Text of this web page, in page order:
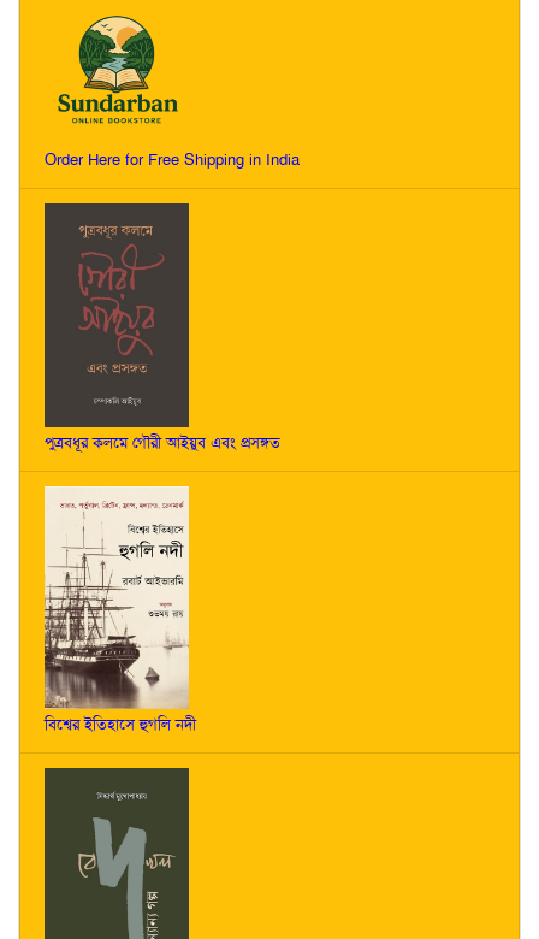
Order Here for Free Shipping in India
পুত্রবধূর কলমে গৌরী আইয়ুব এবং প্রসঙ্গত
বিশ্বের ইতিহাসে হুগলি নদী